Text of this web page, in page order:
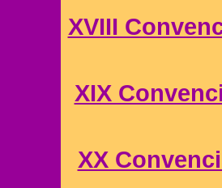
XVIII
XIX
XX